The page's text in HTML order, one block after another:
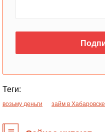
Теги:
возьму деньги займ в Хабаровске